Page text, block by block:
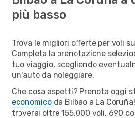
più basso
Trova le migliori offerte per voli
Completa la prenotazione
tuo viaggio, scegliendo
un'auto da noleggiare.
Che cosa aspetti? Prenota oggi
economico da Bilbao a La
troverai oltre 155.000 voli, 690